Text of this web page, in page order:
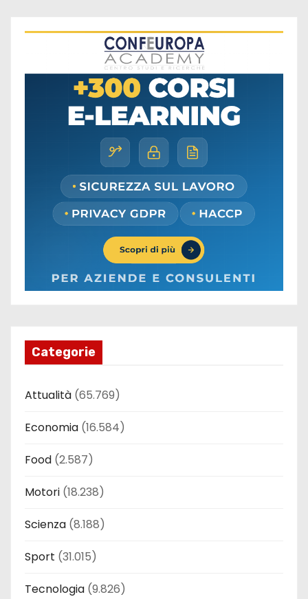
Categorie
Attualità (65.769)
Economia (16.584)
Food (2.587)
Motori (18.238)
Scienza (8.188)
Sport (31.015)
Tecnologia (9.826)